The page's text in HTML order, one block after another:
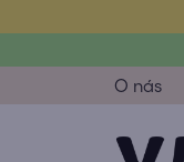
na
O nás